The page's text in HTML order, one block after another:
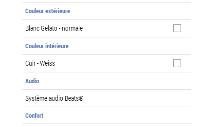
Couleur extérieure
Blanc Gelato - normale
Couleur intérieure
Cuir - Weiss
Audio
Système audio Beats®
Confort